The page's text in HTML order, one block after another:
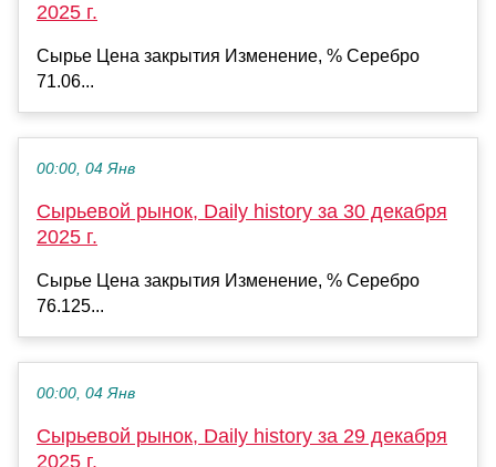
2025 г.
Сырье Цена закрытия Изменение, % Серебро
71.06...
00:00, 04 Янв
Сырьевой рынок, Daily history за 30 декабря
2025 г.
Сырье Цена закрытия Изменение, % Серебро
76.125...
00:00, 04 Янв
Сырьевой рынок, Daily history за 29 декабря
2025 г.